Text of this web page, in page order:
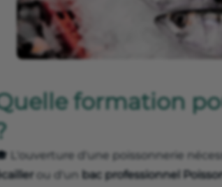
formation
L'ouverture d'une poissonnerie
ou d'un bac professionnel